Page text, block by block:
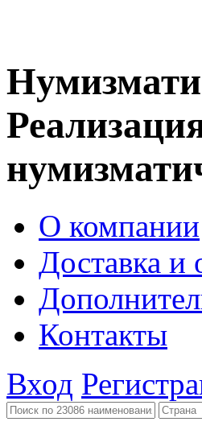
О компании
Доставка и
Контакты
Вход